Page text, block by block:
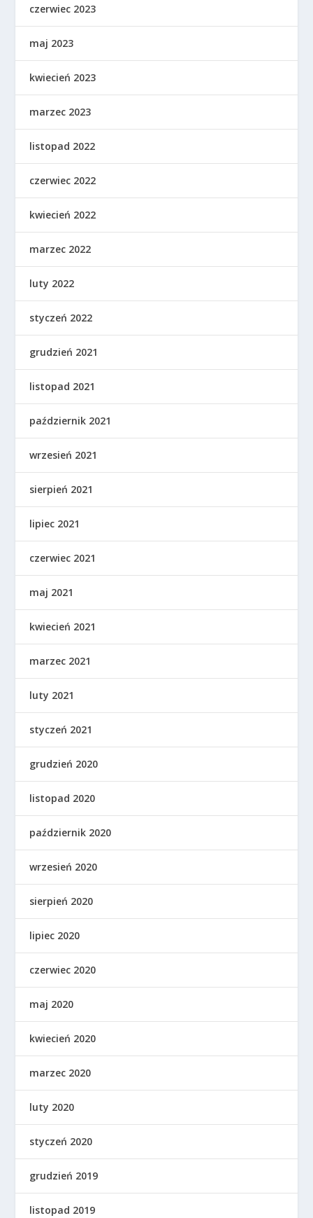
czerwiec 2023
maj 2023
kwiecień 2023
marzec 2023
listopad 2022
czerwiec 2022
kwiecień 2022
marzec 2022
luty 2022
styczeń 2022
grudzień 2021
listopad 2021
październik 2021
wrzesień 2021
sierpień 2021
lipiec 2021
czerwiec 2021
maj 2021
kwiecień 2021
marzec 2021
luty 2021
styczeń 2021
grudzień 2020
listopad 2020
październik 2020
wrzesień 2020
sierpień 2020
lipiec 2020
czerwiec 2020
maj 2020
kwiecień 2020
marzec 2020
luty 2020
styczeń 2020
grudzień 2019
listopad 2019